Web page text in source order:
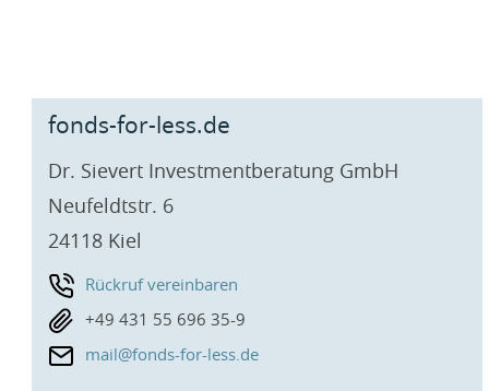
fonds-for-less.de
Dr. Sievert Investmentberatung GmbH
Neufeldtstr. 6
24118 Kiel
Rückruf vereinbaren
+49 431 55 696 35-9
mail@fonds-for-less.de